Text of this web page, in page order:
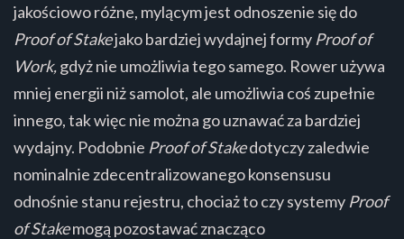
jakościowo różne, mylącym jest odnoszenie się do
Proof of Stakejako bardziej wydajnej formy Proof of
Work,gdyż nie umożliwia tego samego. Rower używa
mniej energii niż samolot, ale umożliwia coś zupełnie
innego, tak więc nie można go uznawać za bardziej
wydajny. Podobnie Proof of Stakedotyczy zaledwie
nominalnie zdecentralizowanego konsensusu
odnośnie stanu rejestru, chociaż to czy systemy Proof
of Stakemogą pozostawać znacząco